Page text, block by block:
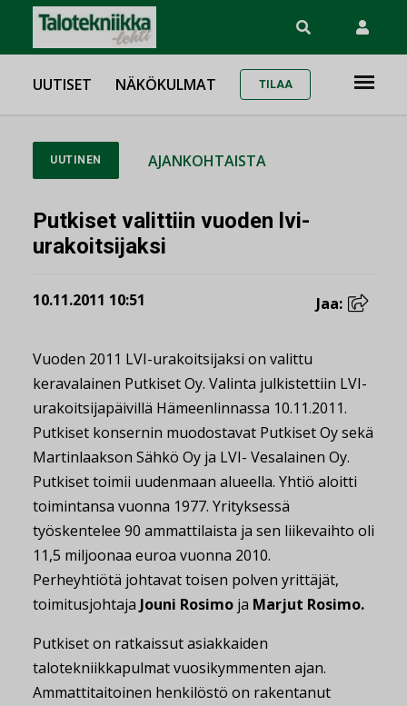
UUTISET NÄKÖKULMAT TILAA
UUTINEN AJANKOHTAISTA
Putkiset valittiin vuoden lvi-
urakoitsijaksi
10.11.2011 10:51 Jaa:
Vuoden 2011 LVI-urakoitsijaksi on valittu
keravalainen Putkiset Oy. Valinta julkistettiin LVI-
urakoitsijapäivillä Hämeenlinnassa 10.11.2011.
Putkiset konsernin muodostavat Putkiset Oy sekä
Martinlaakson Sähkö Oy ja LVI- Vesalainen Oy.
Putkiset toimii uudenmaan alueella. Yhtiö aloitti
toimintansa vuonna 1977. Yrityksessä
työskentelee 90 ammattilaista ja sen liikevaihto oli
11,5 miljoonaa euroa vuonna 2010.
Perheyhtiötä johtavat toisen polven yrittäjät,
toimitusjohtaja Jouni Rosimo ja Marjut Rosimo.
Putkiset on ratkaissut asiakkaiden
talotekniikkapulmat vuosikymmenten ajan.
Ammattitaitoinen henkilöstö on rakentanut